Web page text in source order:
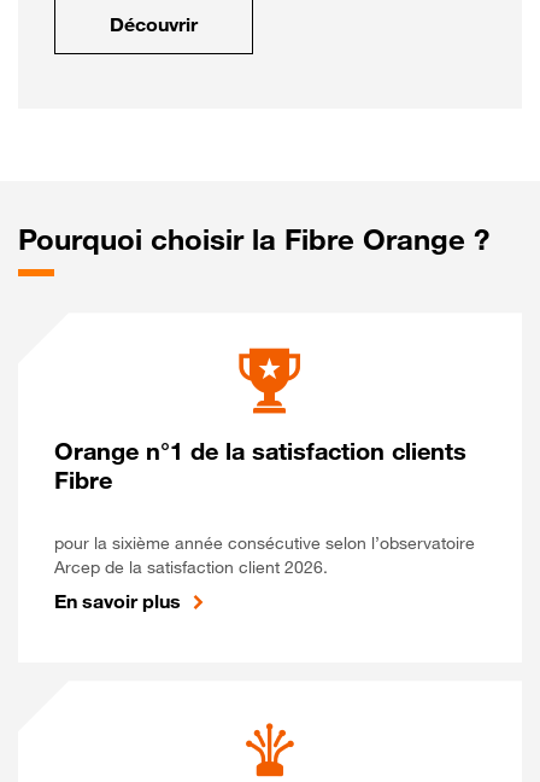
Découvrir
Pourquoi choisir la Fibre Orange ?
Orange n°1 de la satisfaction clients
Fibre
pour la sixième année consécutive selon l’observatoire
Arcep de la satisfaction client 2026.
En savoir plus